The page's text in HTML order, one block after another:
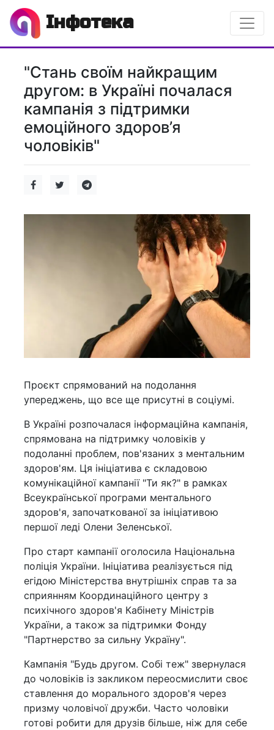
Інфотека
"Стань своїм найкращим
другом: в Україні почалася
кампанія з підтримки
емоційного здоров’я
чоловіків"
Проєкт спрямований на подолання
упереджень, що все ще присутні в соціумі.
В Україні розпочалася інформаційна кампанія,
спрямована на підтримку чоловіків у
подоланні проблем, пов'язаних з ментальним
здоров'ям. Ця ініціатива є складовою
комунікаційної кампанії "Ти як?" в рамках
Всеукраїнської програми ментального
здоров'я, започаткованої за ініціативою
першої леді Олени Зеленської.
Про старт кампанії оголосила Національна
поліція України. Ініціатива реалізується під
егідою Міністерства внутрішніх справ та за
сприянням Координаційного центру з
психічного здоров'я Кабінету Міністрів
України, а також за підтримки Фонду
"Партнерство за сильну Україну".
Кампанія "Будь другом. Собі теж" звернулася
до чоловіків із закликом переосмислити своє
ставлення до морального здоров'я через
призму чоловічої дружби. Часто чоловіки
готові робити для друзів більше, ніж для себе